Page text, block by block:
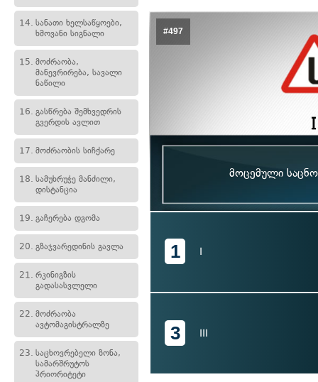
14. სანათი ხელსაწყოები,
ხმოვანი სიგნალი
15. მოძრაობა,
მანევრირება, სავალი
ნაწილი
16. გასწრება შემხვედრის
გვერდის ავლით
17. მოძრაობის სიჩქარე
18. სამუხრუჭე მანძილი,
დისტანცია
19. გაჩერება დგომა
20. გზაჯვარედინის გავლა
21. რკინიგზის
გადასასვლელი
22. მოძრაობა
ავტომაგისტრალზე
23. საცხოვრებელი ზონა,
სამარშრუტოს
პრიორიტეტი
#497
მოცემული
1 I
3 III